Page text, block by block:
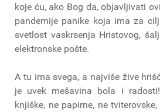
koje ću, ako Bog da, objavljivati
pandemije panike koja ima za
svetlost vaskrsenja Hristovog,
elektronske pošte.
A tu ima svega, a najviše žive
je uvek mešavina bola i
knjiške, ne papirne, ne